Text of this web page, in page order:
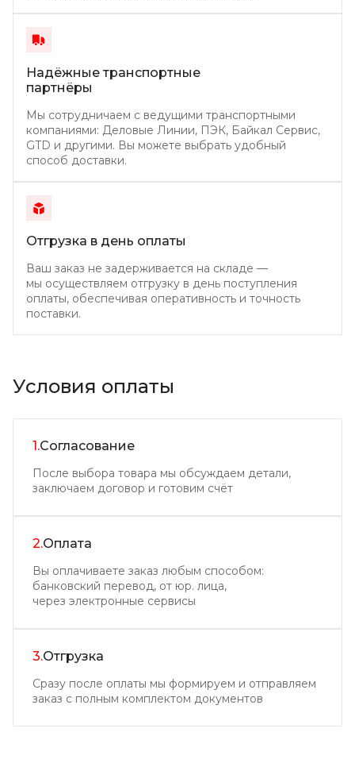
Надёжные транспортные
партнёры
Мы сотрудничаем с ведущими транспортными
компаниями: Деловые Линии, ПЭК, Байкал Сервис,
GTD и другими. Вы можете выбрать удобный
способ доставки.
Отгрузка в день оплаты
Ваш заказ не задерживается на складе —
мы осуществляем отгрузку в день поступления
оплаты, обеспечивая оперативность и точность
поставки.
Условия оплаты
1.Согласование
После выбора товара мы обсуждаем детали,
заключаем договор и готовим счёт
2.Оплата
Вы оплачиваете заказ любым способом:
банковский перевод, от юр. лица,
через электронные сервисы
3.Отгрузка
Сразу после оплаты мы формируем и отправляем
заказ с полным комплектом документов